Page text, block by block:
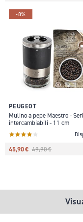
-8%
PEUGEOT
Mulino a pepe Maestro -
intercambiabili - 11 cm
45,90 € 49,90 €